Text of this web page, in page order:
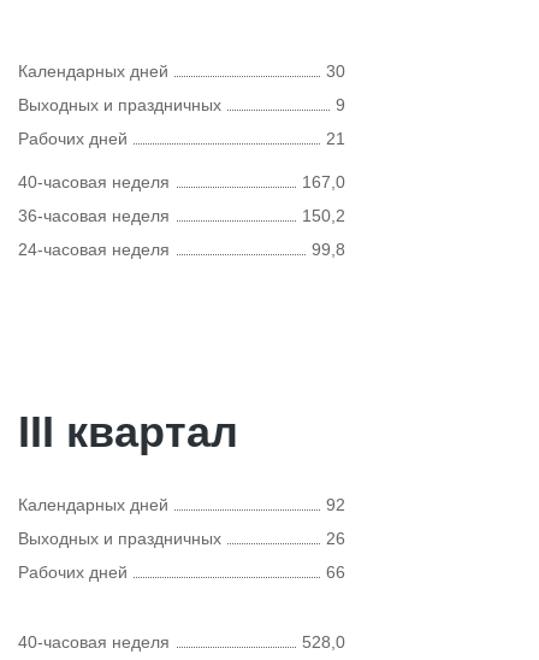
Календарных дней
30
Выходных и праздничных
9
Рабочих дней
21
40-часовая неделя
167,0
36-часовая неделя
150,2
24-часовая неделя
99,8
III квартал
Календарных дней
92
Выходных и праздничных
26
Рабочих дней
66
40-часовая неделя 528,0